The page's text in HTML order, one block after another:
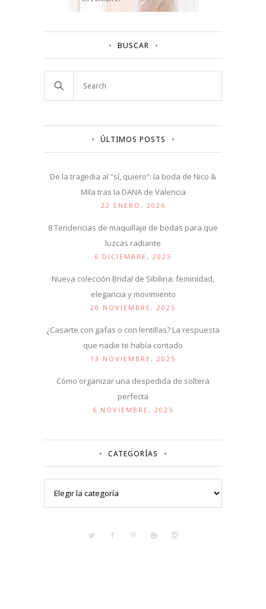
BUSCAR
ÚLTIMOS POSTS
De la tragedia al “sí, quiero”: la boda de Nico &
Mila tras la DANA de Valencia
22 ENERO, 2026
8 Tendencias de maquillaje de bodas para que
luzcas radiante
6 DICIEMBRE, 2025
Nueva colección Bridal de Sibilina: feminidad,
elegancia y movimiento
20 NOVIEMBRE, 2025
¿Casarte con gafas o con lentillas? La respuesta
que nadie te había contado
13 NOVIEMBRE, 2025
Cómo organizar una despedida de soltera
perfecta
6 NOVIEMBRE, 2025
CATEGORÍAS